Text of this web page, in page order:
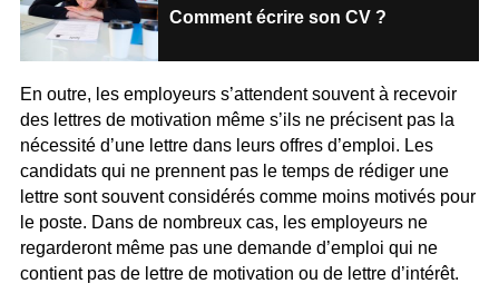
Comment écrire son CV ?
En outre, les employeurs s’attendent souvent à recevoir
des lettres de motivation même s’ils ne précisent pas la
nécessité d’une lettre dans leurs offres d’emploi. Les
candidats qui ne prennent pas le temps de rédiger une
lettre sont souvent considérés comme moins motivés pour
le poste. Dans de nombreux cas, les employeurs ne
regarderont même pas une demande d’emploi qui ne
contient pas de lettre de motivation ou de lettre d’intérêt.